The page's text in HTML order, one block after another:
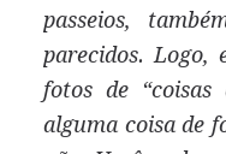
passeios,
parecidos. Logo,
fotos de “coisas
alguma coisa de